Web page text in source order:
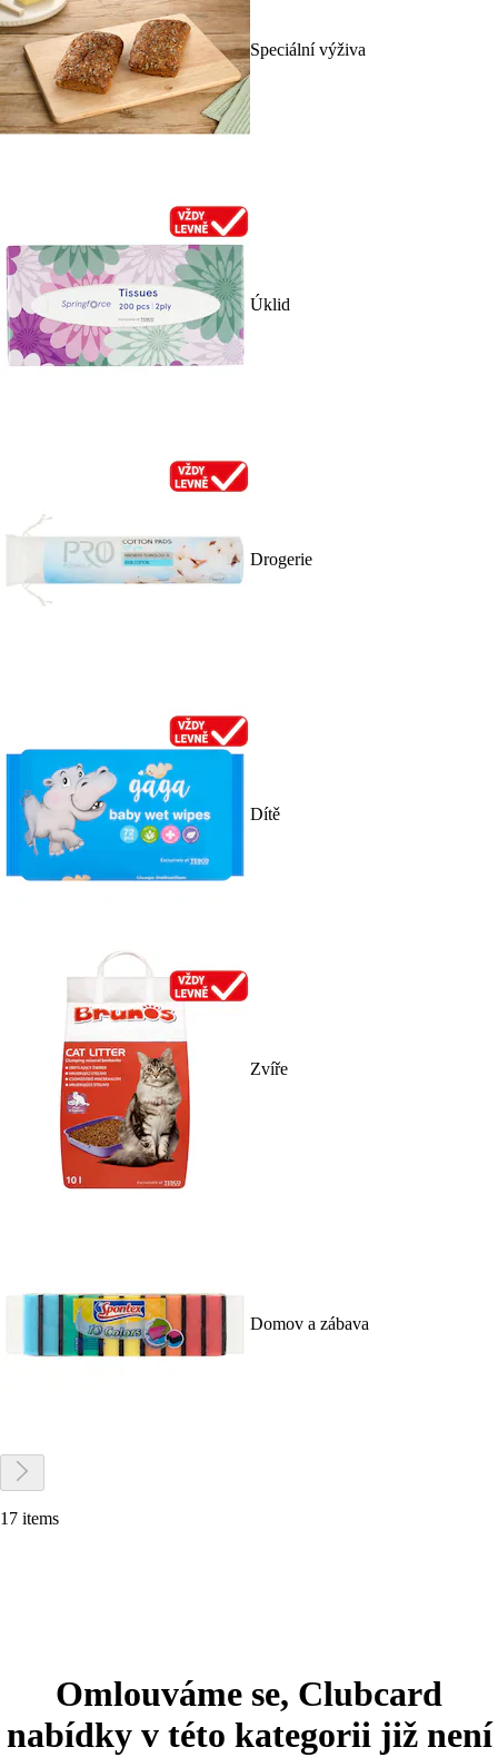
Speciální výživa
Úklid
Drogerie
Dítě
Zvíře
Domov a zábava
17 items
Omlouváme se, Clubcard
nabídky v této kategorii již není